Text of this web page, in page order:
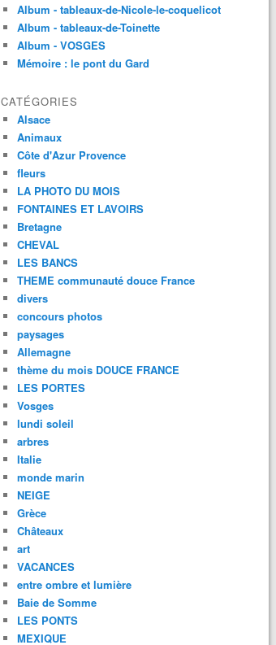
Album - tableaux-de-Nicole-le-coquelicot
Album - tableaux-de-Toinette
Album - VOSGES
Mémoire : le pont du Gard
CATÉGORIES
Alsace
Animaux
Côte d'Azur Provence
fleurs
LA PHOTO DU MOIS
FONTAINES ET LAVOIRS
Bretagne
CHEVAL
LES BANCS
THEME communauté douce France
divers
concours photos
paysages
Allemagne
thème du mois DOUCE FRANCE
LES PORTES
Vosges
lundi soleil
arbres
Italie
monde marin
NEIGE
Grèce
Châteaux
art
VACANCES
entre ombre et lumière
Baie de Somme
LES PONTS
MEXIQUE